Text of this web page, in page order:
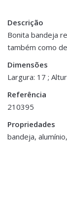
Descrição
Bonita bandeja
também como
Dimensões
Largura: 17 ;
Referência
210395
Propriedades
bandeja,
Peso
Dimensões
There are no
Be the first
Alumínio
You must be
conta/">logged